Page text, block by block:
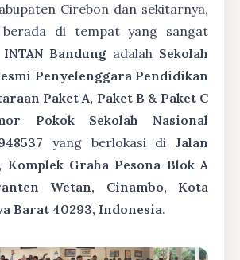
Cirebon dan sekitarnya,
berada di tempat yang sangat
INTAN Bandung adalah Sekolah
Penyelenggara Pendidikan
Paket A, Paket B & Paket C
Pokok Sekolah Nasional
yang berlokasi diJalan
Komplek Graha Pesona Blok A
Wetan, Cinambo, Kota
Barat 40293, Indonesia.